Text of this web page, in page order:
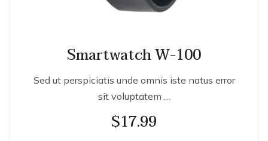
Smartwatch W-100
Sed ut perspiciatis unde omnis iste natus error
sit voluptatem …
$17.99